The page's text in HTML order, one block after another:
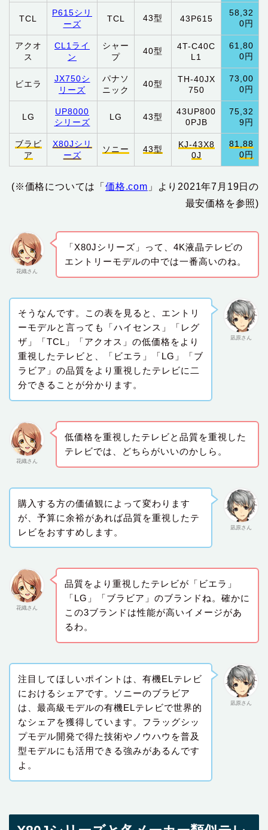
TCL
P615シリ
ーズ
TCL 43型 43P615
58,32
0円
アクオ
ス
CL1ライ
ン
シャー
プ
40型
4T-C40C
L1
61,80
0円
ビエラ
JX750シ
リーズ
パナソ
ニック
40型
TH-40JX
750
73,00
0円
LG
UP8000
シリーズ
LG 43型
43UP800
0PJB
75,32
9円
ブラビ
ア
X80Jシリ
ーズ
ソニー 43型
KJ-43X8
0J
81,88
0円
(※価格については「 価格.com 」より2021年7月19日の
最安価格を参照)
花織さん
「X80Jシリーズ」って、4K液晶テレビの
エントリーモデルの中では一番高いのね。
凪原さん
そうなんです。この表を見ると、エントリ
ーモデルと言っても「ハイセンス」「レグ
ザ」「TCL」「アクオス」の低価格をより
重視したテレビと、「ビエラ」「LG」「ブ
ラビア」の品質をより重視したテレビに二
分できることが分かります。
花織さん
低価格を重視したテレビと品質を重視した
テレビでは、どちらがいいのかしら。
凪原さん
購入する方の価値観によって変わります
が、予算に余裕があれば品質を重視したテ
レビをおすすめします。
花織さん
品質をより重視したテレビが「ビエラ」
「LG」「ブラビア」のブランドね。確かに
この3ブランドは性能が高いイメージがあ
るわ。
凪原さん
注目してほしいポイントは、有機ELテレビ
におけるシェアです。ソニーのブラビア
は、最高級モデルの有機ELテレビで世界的
なシェアを獲得しています。フラッグシッ
プモデル開発で得た技術やノウハウを普及
型モデルにも活用できる強みがあるんです
よ。